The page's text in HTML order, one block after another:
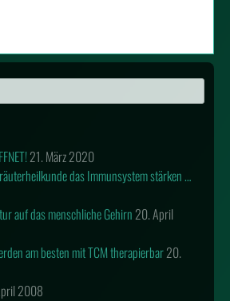
21. März 2020
das Immunsystem stärken …
auf das menschliche Gehirn20. April
am besten mit TCM therapierbar20.
2008